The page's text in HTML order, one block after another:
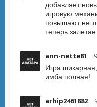
добавляет
игровую
повышают не
теперь
ann-nette81
Игра
имба полная!
arhip2461882